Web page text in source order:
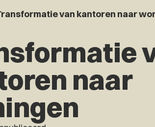
van kantoren naar
naar